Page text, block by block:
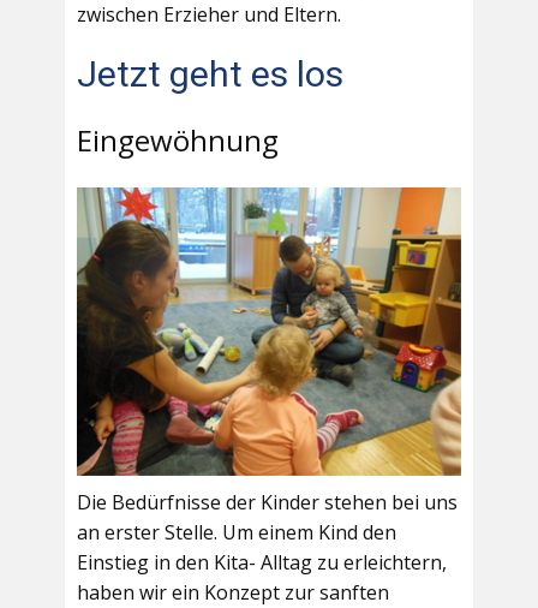
zwischen Erzieher und Eltern.
Jetzt geht es los
Eingewöhnung
Die Bedürfnisse der Kinder stehen bei uns
an erster Stelle. Um einem Kind den
Einstieg in den Kita- Alltag zu erleichtern,
haben wir ein Konzept zur sanften